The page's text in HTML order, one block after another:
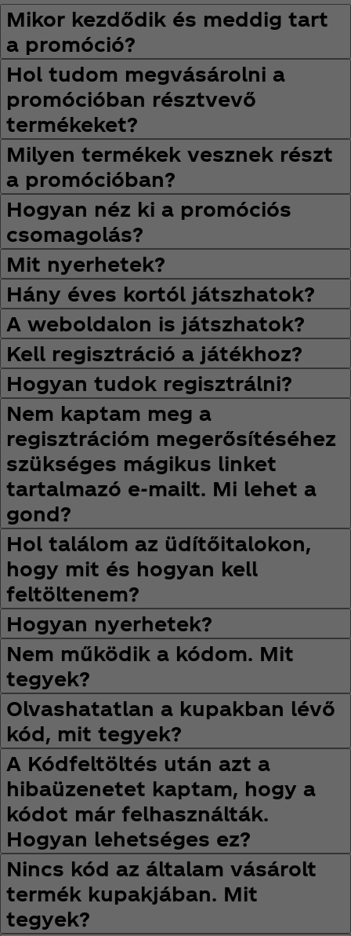
Mikor kezdődik és meddig tart
a promóció?
Hol tudom megvásárolni a
promócióban résztvevő
termékeket?
Milyen termékek vesznek részt
a promócióban?
Hogyan néz ki a promóciós
csomagolás?
Mit nyerhetek?
Hány éves kortól játszhatok?
A weboldalon is játszhatok?
Kell regisztráció a játékhoz?
Hogyan tudok regisztrálni?
Nem kaptam meg a
regisztrációm megerősítéséhez
szükséges mágikus linket
tartalmazó e-mailt. Mi lehet a
gond?
Hol találom az üdítőitalokon,
hogy mit és hogyan kell
feltöltenem?
Hogyan nyerhetek?
Nem működik a kódom. Mit
tegyek?
Olvashatatlan a kupakban lévő
kód, mit tegyek?
A Kódfeltöltés után azt a
hibaüzenetet kaptam, hogy a
kódot már felhasználták.
Hogyan lehetséges ez?
Nincs kód az általam vásárolt
termék kupakjában. Mit
tegyek?